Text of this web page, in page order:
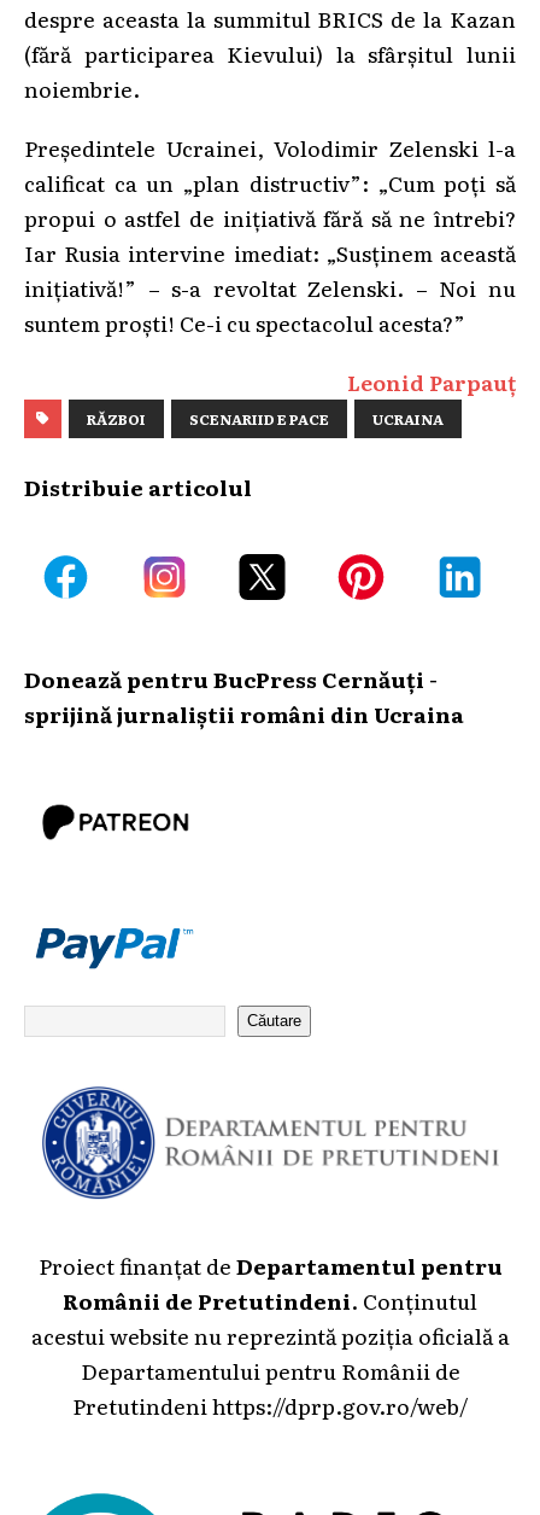
despre aceasta la summitul BRICS de la Kazan
(fără participarea Kievului) la sfârșitul lunii
noiembrie.
Președintele Ucrainei, Volodimir Zelenski l-a
calificat ca un „plan distructiv”: „Cum poți să
propui o astfel de inițiativă fără să ne întrebi?
Iar Rusia intervine imediat: „Susținem această
inițiativă!” – s-a revoltat Zelenski. – Noi nu
suntem proști! Ce-i cu spectacolul acesta?”
Leonid Parpauț
RĂZBOI SCENARIID E PACE UCRAINA
Distribuie articolul
Donează pentru BucPress Cernăuți -
sprijină jurnaliștii români din Ucraina
Căutare
Proiect finanțat deDepartamentul pentru
Românii de Pretutindeni. Conținutul
acestui website nu reprezintă poziția oficială a
Departamentului pentru Românii de
Pretutindeni https://dprp.gov.ro/web/